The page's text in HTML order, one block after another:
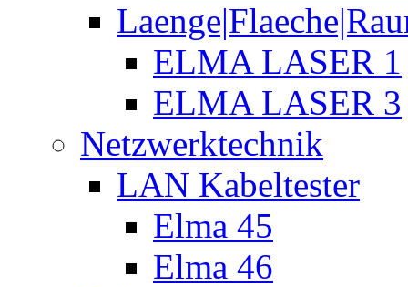
ELMA LASER 1
ELMA LASER 3
Netzwerktechnik
LAN Kabeltester
Elma 45
Elma 46